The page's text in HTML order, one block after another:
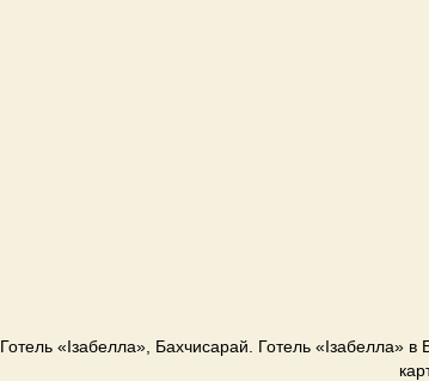
Готель «Ізабелла», Бахчисарай. Готель «Ізабелла»